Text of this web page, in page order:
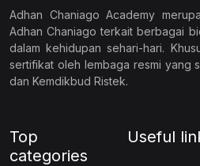
Adhan Chaniago Academy
Adhan Chaniago terkait berbagai
dalam kehidupan sehari-hari.
sertifikat oleh lembaga resmi yang
dan Kemdikbud Ristek.
Top
categories
Useful